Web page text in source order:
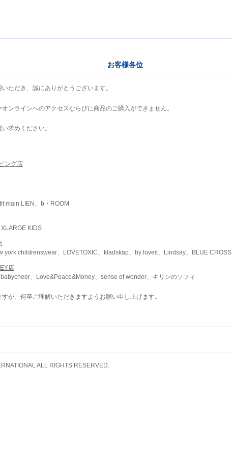
お客様各位
ただき、誠にありがとうございます。
ンラインへのアクセスならびに商品のご購入ができません。
求めください。
ング店
main LIEN、b・ROOM
KIDS
york childrenswear、LOVETOXIC、kladskap、by loveit、Lindsay、BLUE CROSS
店
、Love&Peace&Money、sense of wonder、キリンのソフィ
が、何卒ご理解いただきますようお願い申し上げます。